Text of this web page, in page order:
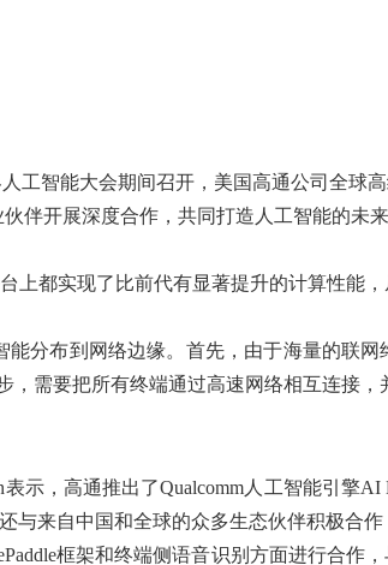
工智能大会期间召开，美国高通公司全球
伴开展深度合作，共同打造人工智能的未来
都实现了比前代有显著提升的计算性能，
分布到网络边缘。首先，由于海量的联
需要把所有终端通过高速网络相互连接
，高通推出了Qualcomm人工智能引擎AI
来自中国和全球的众多生态伙伴积极合
框架和终端侧语音识别方面进行合作